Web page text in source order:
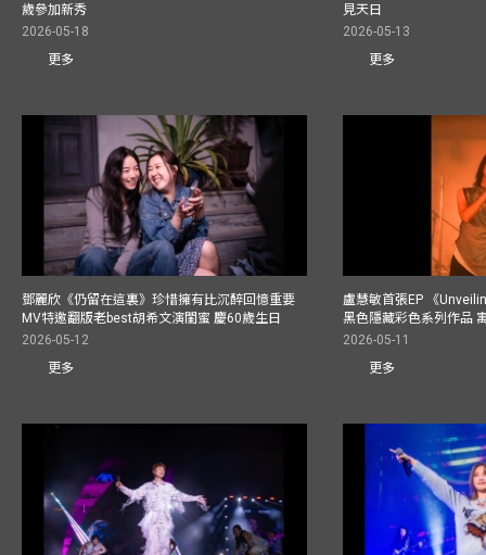
歲參加新秀
2026-05-18
更多
見天日
2026-05-13
更多
鄧麗欣《仍留在這裏》珍惜擁有比沉醉回憶重要
MV特邀翻版老best胡希文演閨蜜 慶60歲生日
2026-05-12
更多
盧慧敏首張EP 《
黑色隱藏彩色系列作品
2026-05-11
更多